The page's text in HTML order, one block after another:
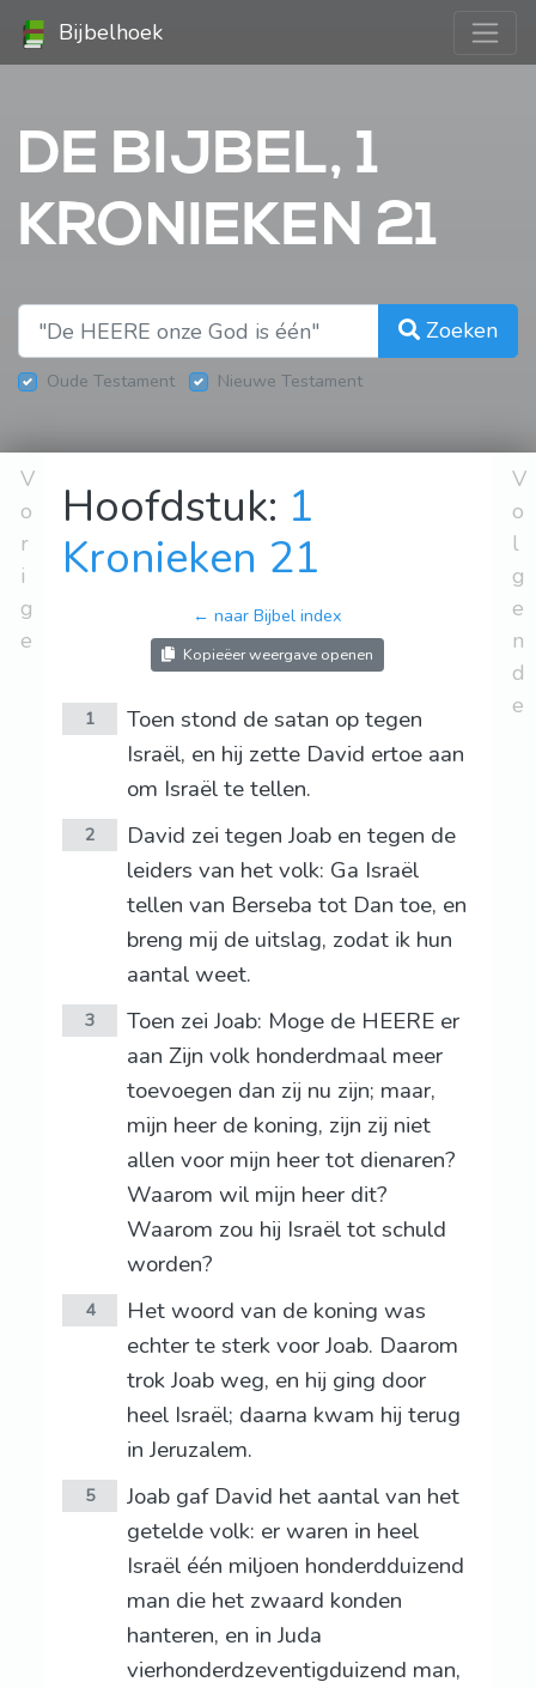
Bijbelhoek
DE BIJBEL, 1
KRONIEKEN 21
Zoeken
Oude Testament Nieuwe Testament
V
o
r
i
g
e
Hoofdstuk: 1
Kronieken 21
← naar Bijbel index
Kopieëer weergave openen
1
Toen stond de satan op tegen
Israël, en hij zette David ertoe aan
om Israël te tellen.
2
David zei tegen Joab en tegen de
leiders van het volk: Ga Israël
tellen van Berseba tot Dan toe, en
breng mij de uitslag, zodat ik hun
aantal weet.
3
Toen zei Joab: Moge de HEERE er
aan Zijn volk honderdmaal meer
toevoegen dan zij nu zijn; maar,
mijn heer de koning, zijn zij niet
allen voor mijn heer tot dienaren?
Waarom wil mijn heer dit?
Waarom zou hij Israël tot schuld
worden?
4
Het woord van de koning was
echter te sterk voor Joab. Daarom
trok Joab weg, en hij ging door
heel Israël; daarna kwam hij terug
in Jeruzalem.
5
Joab gaf David het aantal van het
getelde volk: er waren in heel
Israël één miljoen honderdduizend
man die het zwaard konden
hanteren, en in Juda
vierhonderdzeventigduizend man,
V
o
l
g
e
n
d
e